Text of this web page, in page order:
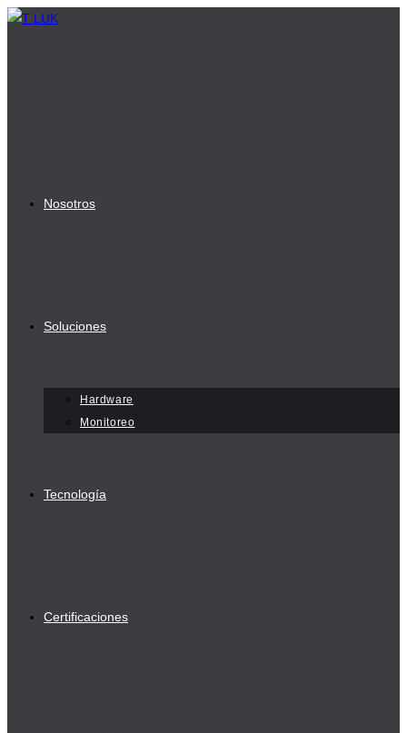
Ir
Nosotros
Soluciones
Hardware
Monitoreo
Tecnología
Certificaciones